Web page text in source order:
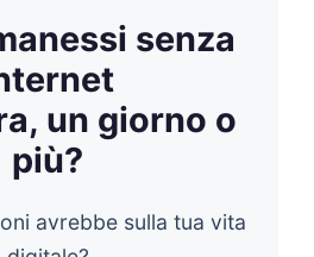
senza
un giorno o
più?
avrebbe sulla tua vita